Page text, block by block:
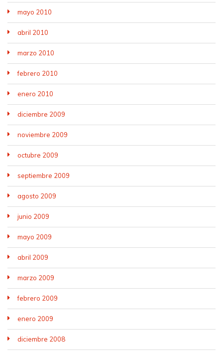
mayo 2010
abril 2010
marzo 2010
febrero 2010
enero 2010
diciembre 2009
noviembre 2009
octubre 2009
septiembre 2009
agosto 2009
junio 2009
mayo 2009
abril 2009
marzo 2009
febrero 2009
enero 2009
diciembre 2008